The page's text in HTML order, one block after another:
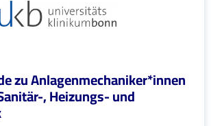
zu Anlagenmechaniker*innen
, Heizungs- und